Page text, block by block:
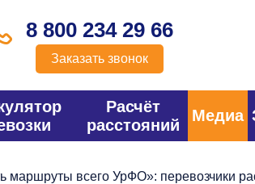
8 800 234 29 66
Заказать звонок
Расчёт
расстояний
Медиа
всего УрФО»: перевозчики